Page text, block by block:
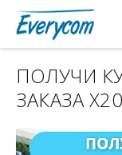
ПОЛУЧИ
ЗАКАЗА X20